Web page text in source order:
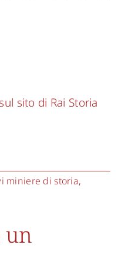
sito di Rai Storia
miniere di storia,
un